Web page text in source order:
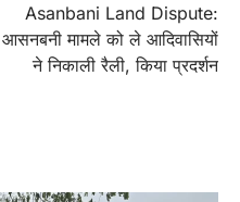
Asanbani Land Dispute:
आसनबनी मामले को ले आदिवासियों
ने निकाली रैली, किया प्रदर्शन